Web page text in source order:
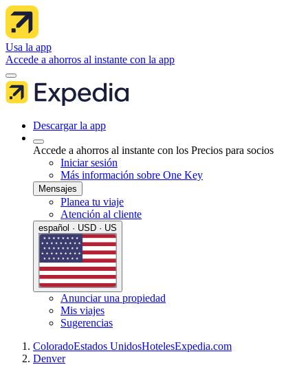
Usa la app
Accede a ahorros al instante con la app
Descargar la app
Accede a ahorros al instante con los Precios para socios
Iniciar sesión
Más información sobre One Key
Mensajes
Planea tu viaje
Atención al cliente
español · USD · US
Anunciar una propiedad
Mis viajes
Sugerencias
ColoradoEstados UnidosHotelesExpedia.com
Denver